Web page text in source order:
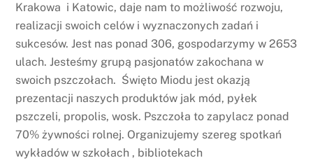
Krakowa i Katowic, daje nam to możliwość rozwoju,
realizacji swoich celów i wyznaczonych zadań i
sukcesów. Jest nas ponad 306, gospodarzymy w 2653
ulach. Jesteśmy grupą pasjonatów zakochana w
swoich pszczołach. Święto Miodu jest okazją
prezentacji naszych produktów jak mód, pyłek
pszczeli, propolis, wosk. Pszczoła to zapylacz ponad
70% żywności rolnej. Organizujemy szereg spotkań
wykładów w szkołach , bibliotekach